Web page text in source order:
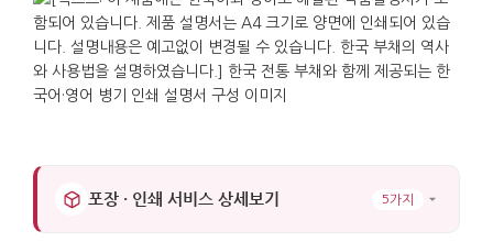
포장 · 인쇄 서비스 상세보기 5가지